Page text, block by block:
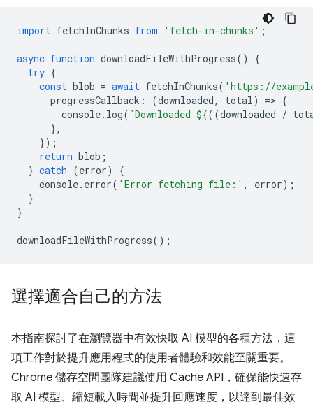
import fetchInChunks from 'fetch-in-chunks' ;
async function downloadFileWithProgress()
{
try {
const blob = await fetchInChunks( 'https://
progressCallback : (downloaded, total) => {
console. log( `Downloaded ${((downloaded /
},
});
return blob ;
} catch (error)
{
console. error( 'Error fetching file:' , error);
}
}
downloadFileWithProgress();
選擇適合自己的方法
本指南探討了在瀏覽器中有效快取 AI 模型的各種方法，這
項工作對於提升應用程式的使用者體驗和效能至關重要。
Chrome 儲存空間團隊建議使用 Cache API，確保能快速存
取 AI 模型、縮短載入時間並提升回應速度，以達到最佳效